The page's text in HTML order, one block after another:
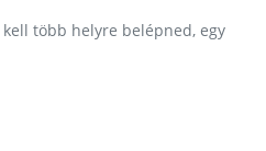
több helyre belépned, egy